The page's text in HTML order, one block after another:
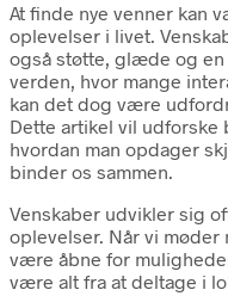
At finde nye venner kan
oplevelser i livet.
også støtte, glæde og
verden, hvor mange
kan det dog være
Dette artikel vil udforske
hvordan man opdager
binder os sammen.
Venskaber udvikler sig
oplevelser. Når vi møder
være åbne for
være alt fra at deltage i